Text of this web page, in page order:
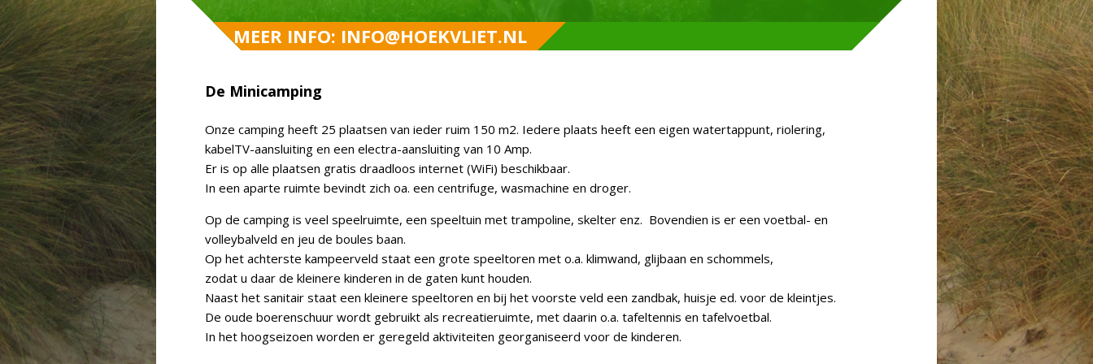
MEER INFO: INFO@HOEKVLIET.NL
MEER INFO: INFO@HOEKVLIET.NL
MEER INFO: INFO@HOEKVLIET.NL
MEER INFO: INFO@HOEKVLIET.NL
De Minicamping
Onze camping heeft 25 plaatsen van ieder ruim 150 m2. Iedere plaats heeft een eigen watertappunt, riolering,
kabelTV-aansluiting en een electra-aansluiting van 10 Amp.
Er is op alle plaatsen gratis draadloos internet (WiFi) beschikbaar.
In een aparte ruimte bevindt zich oa. een centrifuge, wasmachine en droger.
Op de camping is veel speelruimte, een speeltuin met trampoline, skelter enz. Bovendien is er een voetbal- en
volleybalveld en jeu de boules baan.
Op het achterste kampeerveld staat een grote speeltoren met o.a. klimwand, glijbaan en schommels,
zodat u daar de kleinere kinderen in de gaten kunt houden.
Naast het sanitair staat een kleinere speeltoren en bij het voorste veld een zandbak, huisje ed. voor de kleintjes.
De oude boerenschuur wordt gebruikt als recreatieruimte, met daarin o.a. tafeltennis en tafelvoetbal.
In het hoogseizoen worden er geregeld aktiviteiten georganiseerd voor de kinderen.